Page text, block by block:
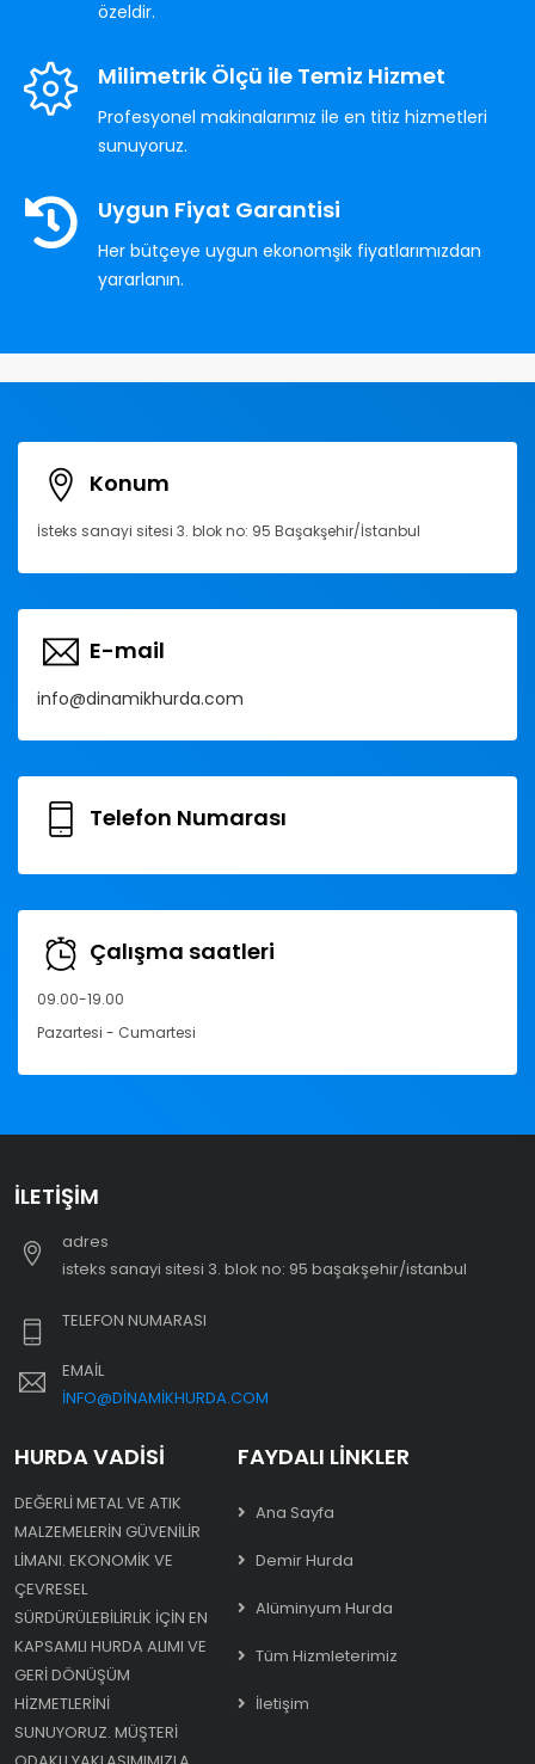
özeldir.
Milimetrik Ölçü ile Temiz Hizmet
Profesyonel makinalarımız ile en titiz hizmetleri
sunuyoruz.
Uygun Fiyat Garantisi
Her bütçeye uygun ekonomşik fiyatlarımızdan
yararlanın.
Konum
İsteks sanayi sitesi 3. blok no: 95 Başakşehir/İstanbul
E-mail
info@dinamikhurda.com
Telefon Numarası
Çalışma saatleri
09.00-19.00
Pazartesi - Cumartesi
İLETIŞIM
adres
i̇steks sanayi sitesi 3. blok no: 95 başakşehir/i̇stanbul
TELEFON NUMARASI
EMAIL
INFO@DINAMIKHURDA.COM
HURDA VADISI
DEĞERLI METAL VE ATIK
MALZEMELERIN GÜVENILIR
LIMANI. EKONOMIK VE
ÇEVRESEL
SÜRDÜRÜLEBILIRLIK IÇIN EN
KAPSAMLI HURDA ALIMI VE
GERI DÖNÜŞÜM
HIZMETLERINI
SUNUYORUZ. MÜŞTERI
FAYDALI LINKLER
Ana Sayfa
Demir Hurda
Alüminyum Hurda
Tüm Hizmleterimiz
İletişim